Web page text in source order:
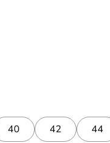
40 42 44